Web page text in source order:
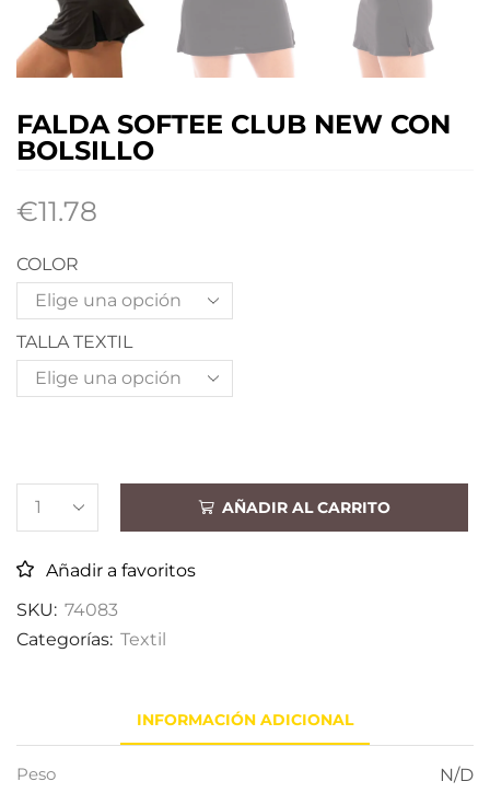
FALDA SOFTEE CLUB NEW CON
BOLSILLO
€11.78
COLOR
TALLA TEXTIL
AÑADIR AL CARRITO
Añadir a favoritos
SKU: 74083
Categorías: Textil
INFORMACIÓN ADICIONAL
Peso N/D